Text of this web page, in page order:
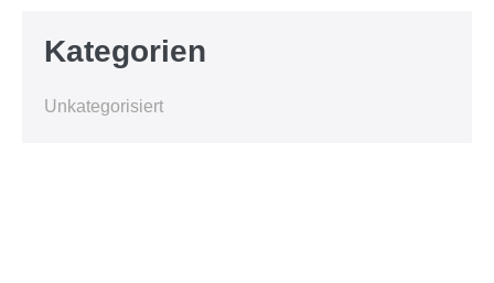
Kategorien
Unkategorisiert